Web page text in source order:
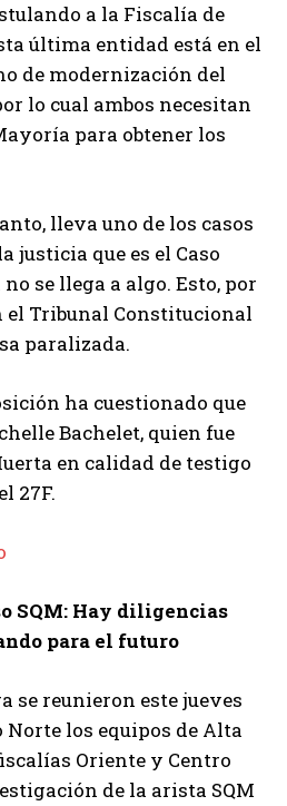
a la Fiscalía de
última entidad está en el
de modernización del
lo cual ambos necesitan
para obtener los
lleva uno de los casos
justicia que es el Caso
se llega a algo. Esto, por
el Tribunal Constitucional
paralizada.
ha cuestionado que
Bachelet, quien fue
en calidad de testigo
27F.
SQM: Hay diligencias
para el futuro
se reunieron este jueves
los equipos de Alta
Oriente y Centro
de la arista SQM